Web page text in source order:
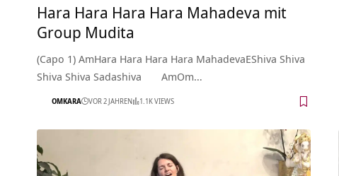
Hara Hara Hara Hara Mahadeva mit
Group Mudita
(Capo 1) AmHara Hara Hara Hara MahadevaEShiva Shiva
Shiva Shiva Sadashiva AmOm…
OMKARA VOR 2 JAHREN 1.1K VIEWS